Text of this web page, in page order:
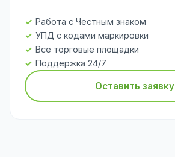
Работа с Честным знаком
УПД с кодами маркировки
Все торговые площадки
Поддержка 24/7
Оставить заявку